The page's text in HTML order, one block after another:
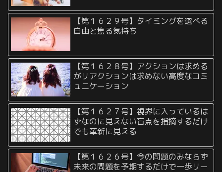
【第１６２９号】タイミングを選べる
自由と焦る気持ち
【第１６２８号】アクションは求める
がリアクションは求めない高度なコミ
ュニケーション
【第１６２７号】視界に入っているは
ずなのに見えない盲点を指摘するだけ
でも革新に見える
【第１６２６号】今の問題のみならず
未来の問題を予期するだけで一歩リー